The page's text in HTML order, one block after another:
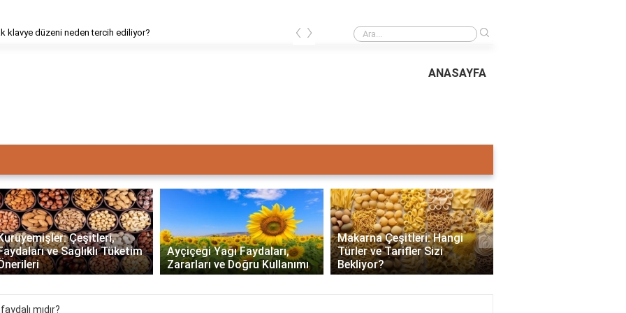
klavye düzeni neden tercih ediliyor? Colemak klavye düzeni neden tercih ediliyor?
‹ ›
ANASAYFA
Çeşitleri,
ve Sağlıklı Tüketim
Ayçiçeği Yağı Faydaları,
Zararları ve Doğru Kullanımı
Makarna Çeşitleri: Hangi
Türler ve Tarifler Sizi
Bekliyor?
›
mıdır?